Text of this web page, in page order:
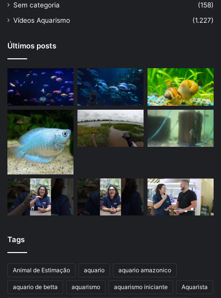
Sem categoria
(158)
Vídeos Aquarismo
(1.227)
Últimos posts
Tags
Animal de Estimação aquario aquario amazonico
aquario de betta aquarismo aquarismo iniciante Aquarista